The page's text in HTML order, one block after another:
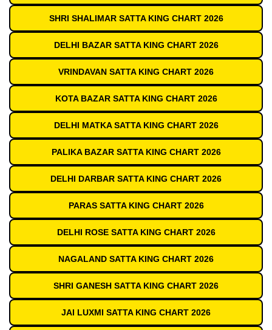
SHRI SHALIMAR SATTA KING CHART 2026
DELHI BAZAR SATTA KING CHART 2026
VRINDAVAN SATTA KING CHART 2026
KOTA BAZAR SATTA KING CHART 2026
DELHI MATKA SATTA KING CHART 2026
PALIKA BAZAR SATTA KING CHART 2026
DELHI DARBAR SATTA KING CHART 2026
PARAS SATTA KING CHART 2026
DELHI ROSE SATTA KING CHART 2026
NAGALAND SATTA KING CHART 2026
SHRI GANESH SATTA KING CHART 2026
JAI LUXMI SATTA KING CHART 2026